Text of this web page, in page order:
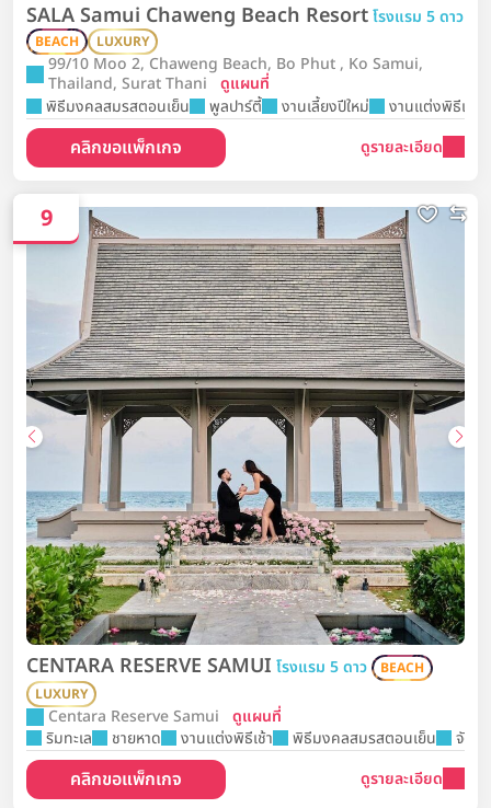
SALA Samui Chaweng Beach Resortโรงแรม 5 ดาว
BEACH LUXURY
99/10 Moo 2, Chaweng Beach, Bo Phut , Ko Samui,
Thailand, Surat Thani ดูแผนที่
พิธีมงคลสมรสตอนเย็น
พูลปาร์ตี้ งานเลี้ยงปีใหม่ งานแต่งพิธีเช้า
คลิกขอแพ็กเกจ ดูรายละเอียด
9
CENTARA RESERVE SAMUI โรงแรม 5 ดาว
BEACH
LUXURY
Centara Reserve Samui ดูแผนที่
ริมทะเล
ชายหาด งานแต่งพิธีเช้า พิธีมงคลสมรสตอนเย็น จัดง
คลิกขอแพ็กเกจ ดูรายละเอียด